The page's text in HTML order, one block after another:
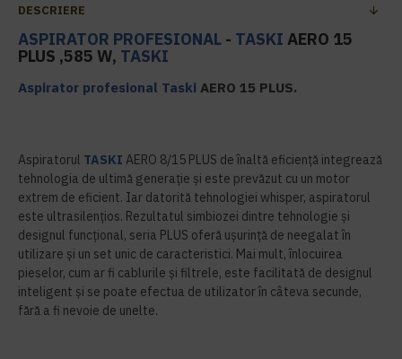
DESCRIERE
ASPIRATOR PROFESIONAL - TASKI AERO 15
PLUS ,585 W, TASKI
Aspirator profesional Taski AERO 15 PLUS.
Aspiratorul TASKI AERO 8/15 PLUS de înaltă eficiență integrează
tehnologia de ultimă generație și este prevăzut cu un motor
extrem de eficient. Iar datorită tehnologiei whisper, aspiratorul
este ultrasilențios. Rezultatul simbiozei dintre tehnologie și
designul funcțional, seria PLUS oferă ușurință de neegalat în
utilizare și un set unic de caracteristici. Mai mult, înlocuirea
pieselor, cum ar fi cablurile și filtrele, este facilitată de designul
inteligent și se poate efectua de utilizator în câteva secunde,
fără a fi nevoie de unelte.